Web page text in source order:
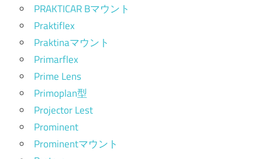
PRAKTICAR Bマウント
Praktiflex
Praktinaマウント
Primarflex
Prime Lens
Primoplan型
Projector Lest
Prominent
Prominentマウント